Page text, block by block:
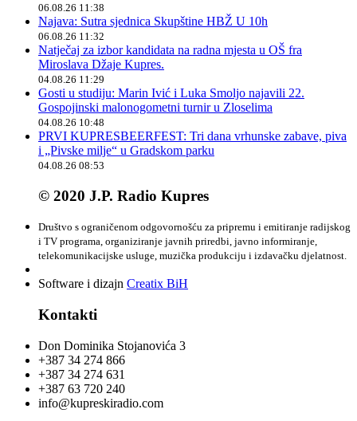
06.08.26 11:38
Najava: Sutra sjednica Skupštine HBŽ U 10h
06.08.26 11:32
Natječaj za izbor kandidata na radna mjesta u OŠ fra
Miroslava Džaje Kupres.
04.08.26 11:29
Gosti u studiju: Marin Ivić i Luka Smoljo najavili 22.
Gospojinski malonogometni turnir u Zloselima
04.08.26 10:48
PRVI KUPRESBEERFEST: Tri dana vrhunske zabave, piva
i „Pivske milje“ u Gradskom parku
04.08.26 08:53
© 2020 J.P. Radio Kupres
Društvo s ograničenom odgovornošću za pripremu i emitiranje radijskog
i TV programa, organiziranje javnih priredbi, javno informiranje,
telekomunikacijske usluge, muzička produkciju i izdavačku djelatnost.
Software i dizajn Creatix BiH
Kontakti
Don Dominika Stojanovića 3
+387 34 274 866
+387 34 274 631
+387 63 720 240
info@kupreskiradio.com